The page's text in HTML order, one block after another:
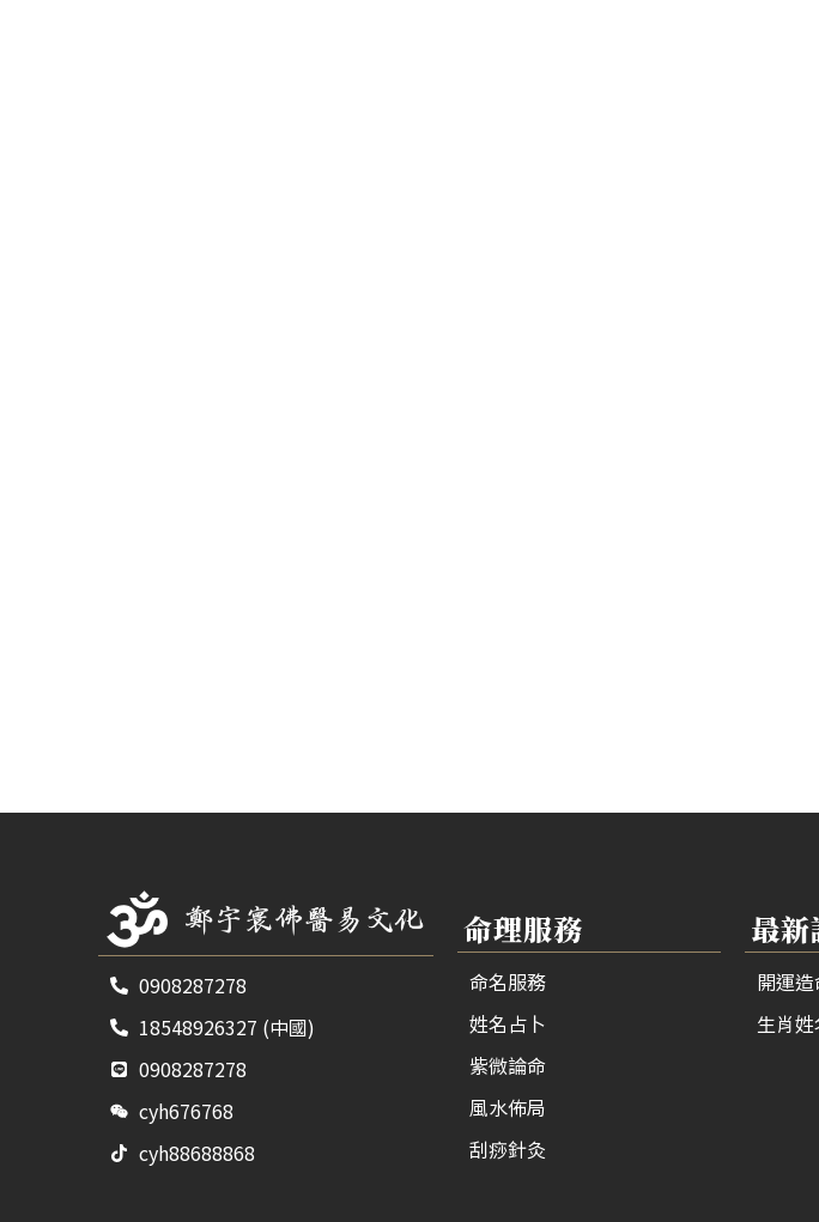
0908287278
18548926327 (中國)
0908287278
cyh676768
cyh88688868
命理服務
命名服務
姓名占卜
紫微論命
風水佈局
刮痧針灸
最
開運
生肖